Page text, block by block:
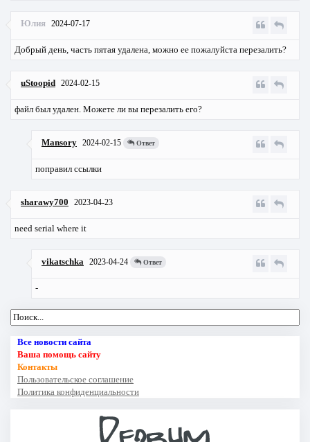
Юлия 2024-07-17
Добрый день, часть пятая удалена, можно ее пожалуйста перезалить?
uStoopid 2024-02-15
файл был удален. Можете ли вы перезалить его?
Mansory 2024-02-15 Ответ
поправил ссылки
sharawy700 2023-04-23
need serial where it
vikatschka 2023-04-24 Ответ
-
Все новости сайта
Ваша помощь сайту
Контакты
Пользовательское соглашение
Политика конфиденциальности